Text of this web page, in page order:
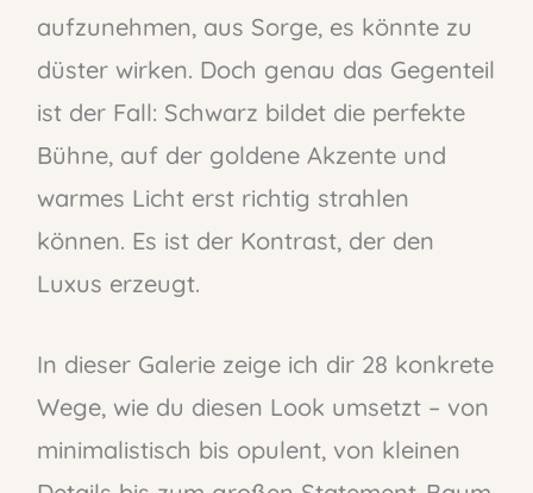
aufzunehmen, aus Sorge, es könnte zu
düster wirken. Doch genau das Gegenteil
ist der Fall: Schwarz bildet die perfekte
Bühne, auf der goldene Akzente und
warmes Licht erst richtig strahlen
können. Es ist der Kontrast, der den
Luxus erzeugt.
In dieser Galerie zeige ich dir 28 konkrete
Wege, wie du diesen Look umsetzt – von
minimalistisch bis opulent, von kleinen